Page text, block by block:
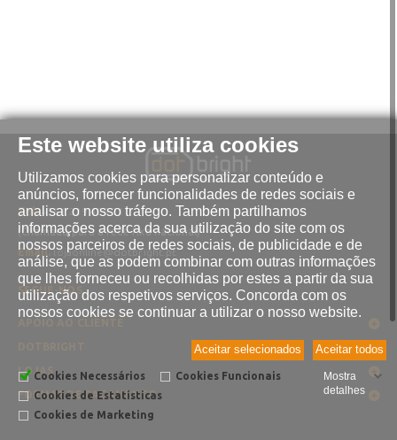
Este website utiliza cookies
Utilizamos cookies para personalizar conteúdo e
anúncios, fornecer funcionalidades de redes sociais e
analisar o nosso tráfego. Também partilhamos
informações acerca da sua utilização do site com os
nossos parceiros de redes sociais, de publicidade e de
análise, que as podem combinar com outras informações
que lhes forneceu ou recolhidas por estes a partir da sua
utilização dos respetivos serviços. Concorda com os
nossos cookies se continuar a utilizar o nosso website.
Aceitar todos
Aceitar selecionados
Cookies Necessários
Cookies Funcionais
Cookies de Estatísticas
Cookies de Marketing
Mostra
detalhes
Tel.
+351 229 429 211
(Chamada para a rede fixa nacional)
Email. lojaonline@dotbright.pt
SEGUE-NOS
LOJAS
FORMAS DE PAGAMENTO